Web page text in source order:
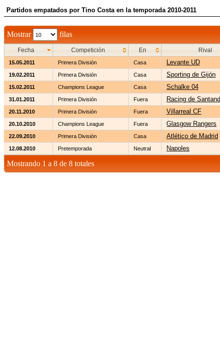
Partidos empatados por Tino Costa en la temporada 2010-2011
Mostrar filas
Fecha Competición En Rival
15.05.2011 Primera División Casa Levante UD
19.02.2011 Primera División Casa Sporting de Gijón
15.02.2011 Champions League Casa Schalke 04
31.01.2011 Primera División Fuera Racing de
20.11.2010 Primera División Fuera Villarreal CF
20.10.2010 Champions League Fuera Glasgow Rangers
22.09.2010 Primera División Casa Atlético de Madrid
12.08.2010 Pretemporada Neutral Napoles
Mostrando 1 a 8 de 8 totales